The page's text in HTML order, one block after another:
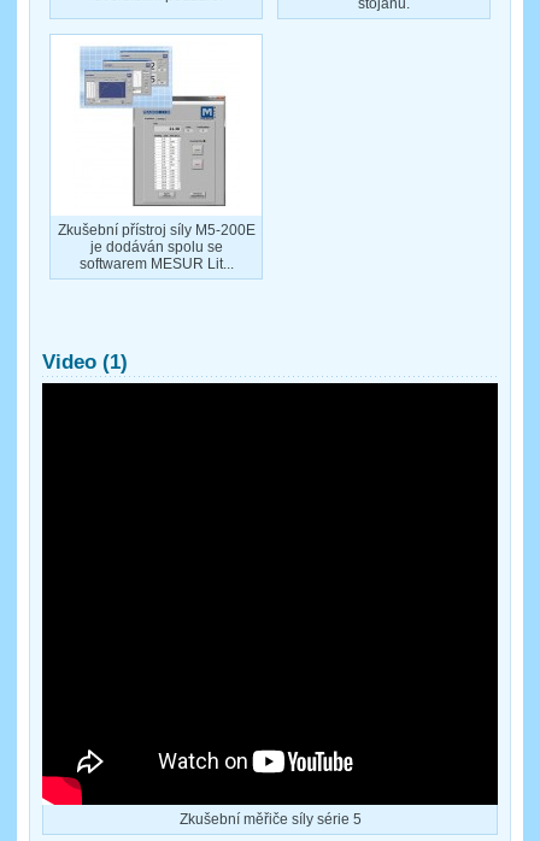
Zkušební přístroj síly M5-200E
je dodáván spolu se
softwarem MESUR Lit...
Video (1)
Zkušební měřiče síly série 5